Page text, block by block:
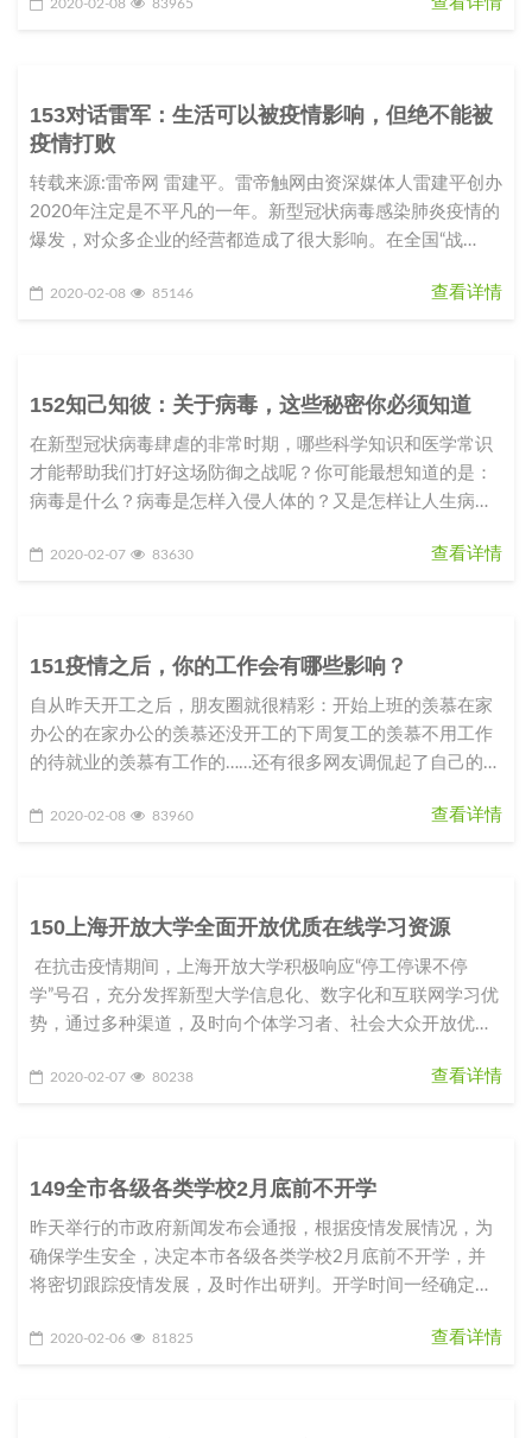
2020-02-08 83965
153对话雷军：生活可以被疫情影响，但绝不能被
疫情打败
转载来源:雷帝网 雷建平。雷帝触网由资深媒体人雷建平创办
2020年注定是不平凡的一年。新型冠状病毒感染肺炎疫情的
爆发，对众多企业的经营都造成了很大影响。在全国“战
2020-02-08 85146 查看详情
152知己知彼：关于病毒，这些秘密你必须知道
在新型冠状病毒肆虐的非常时期，哪些科学知识和医学常识
才能帮助我们打好这场防御之战呢？你可能最想知道的是：
病毒是什么？病毒是怎样入侵人体的？又是怎样让人生病
2020-02-07 83630 查看详情
151疫情之后，你的工作会有哪些影响？
自从昨天开工之后，朋友圈就很精彩：开始上班的羡慕在家
办公的在家办公的羡慕还没开工的下周复工的羡慕不用工作
的待就业的羡慕有工作的……还有很多网友调侃起了自己的职
2020-02-08 83960 查看详情
150上海开放大学全面开放优质在线学习资源
在抗击疫情期间，上海开放大学积极响应“停工停课不停
学”号召，充分发挥新型大学信息化、数字化和互联网学习优
势，通过多种渠道，及时向个体学习者、社会大众开放优质
2020-02-07 80238 查看详情
149全市各级各类学校2月底前不开学
昨天举行的市政府新闻发布会通报，根据疫情发展情况，为
确保学生安全，决定本市各级各类学校2月底前不开学，并
将密切跟踪疫情发展，及时作出研判。开学时间一经确定，
2020-02-06 81825 查看详情